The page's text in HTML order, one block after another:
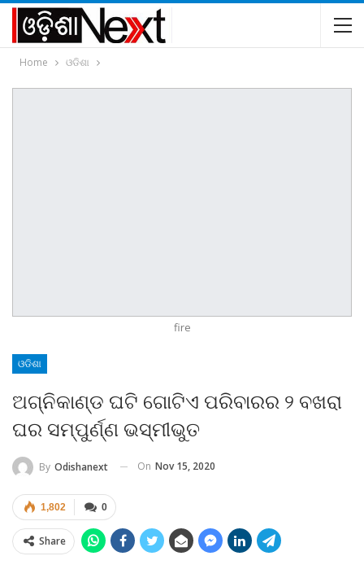
Home ଓଡିଶା
fire
ଓଡିଶା
ଅଗ୍ନିକାଣ୍ଡ ଘଟି ଗୋଟିଏ ପରିବାରର ୨ ବଖରା
ଘର ସମ୍ପୁର୍ଣ୍ଣ ଭସ୍ମୀଭୁତ
By Odishanext On Nov 15, 2020
0
1,802
Share